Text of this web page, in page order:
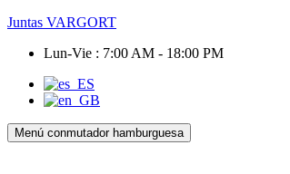
Juntas VARGORT
Lun-Vie : 7:00 AM - 18:00 PM
Menú conmutador hamburguesa